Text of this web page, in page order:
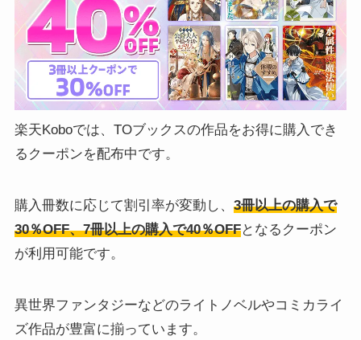
楽天Koboでは、TOブックスの作品をお得に購入でき
るクーポンを配布中です。
購入冊数に応じて割引率が変動し、 3冊以上の購入で
30％OFF、7冊以上の購入で40％OFFとなるクーポン
が利用可能です。
異世界ファンタジーなどのライトノベルやコミカライ
ズ作品が豊富に揃っています。